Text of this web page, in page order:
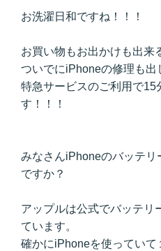
お洗濯日和ですね！！！
お買い物もお出かけも出来
ついでにiPhoneの修理も出
特急サービスのご利用で15
す！！！
みなさんiPhoneのバッテ
ですか？
アップルは公式でバッテリ
ています。
確かにiPhoneを使っていて